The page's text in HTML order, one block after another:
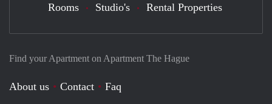
Find your Apartment on Apartment The Hague
About us Contact Faq
Rooms Studio's Rental Properties